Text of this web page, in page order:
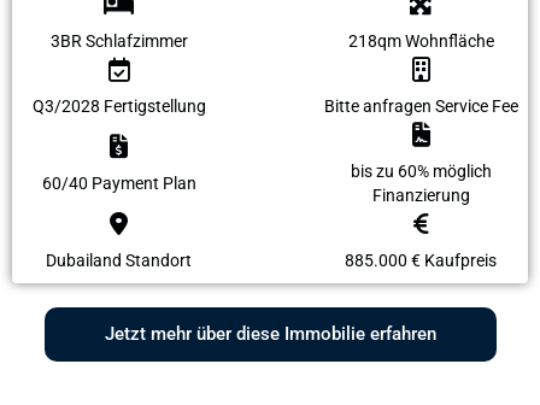
3BR Schlafzimmer 218qm Wohnfläche
Q3/2028 Fertigstellung Bitte anfragen Service Fee
60/40 Payment Plan
bis zu 60% möglich
Finanzierung
Dubailand Standort 885.000 € Kaufpreis
Jetzt mehr über diese Immobilie erfahren